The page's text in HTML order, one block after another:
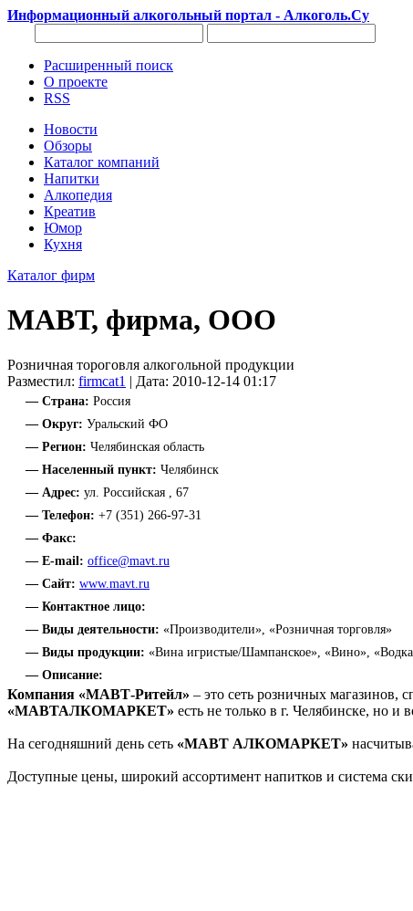
Информационный алкогольный портал - Алкоголь.Су
Расширенный поиск
О проекте
RSS
Новости
Обзоры
Каталог компаний
Напитки
Алкопедия
Креатив
Юмор
Кухня
Каталог фирм
МАВТ, фирма, ООО
Розничная тороговля алкогольной продукции
Разместил: firmcat1 | Дата: 2010-12-14 01:17
— Страна: Россия
— Округ: Уральский ФО
— Регион: Челябинская область
— Населенный пункт: Челябинск
— Адрес: ул. Российская , 67
— Телефон: +7 (351) 266-97-31
— Факс:
— E-mail: office@mavt.ru
— Сайт: www.mavt.ru
— Контактное лицо:
— Виды деятельности: «Производители», «Розничная торговля»
— Виды продукции: «Вина игристые/Шампанское», «Вино»,
— Описание:
Компания «МАВТ-Ритейл» – это сеть розничных магазинов,
«МАВТАЛКОМАРКЕТ» есть не только в г. Челябинске, но и
На сегодняшний день сеть «МАВТ АЛКОМАРКЕТ»
Доступные цены, широкий ассортимент напитков и система